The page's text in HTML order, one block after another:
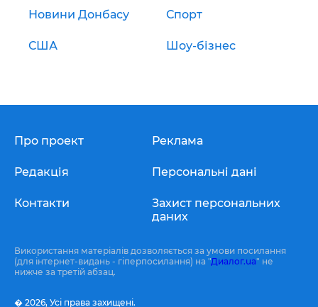
Новини Донбасу Спорт
США Шоу-бізнес
Про проект
Редакція
Контакти
Реклама
Персональні дані
Захист персональних
даних
Використання матеріалів дозволяється за умови посилання
(для інтернет-видань - гіперпосилання) на "Диалог.ua" не
нижче за третій абзац.
� 2026, Усі права захищені.